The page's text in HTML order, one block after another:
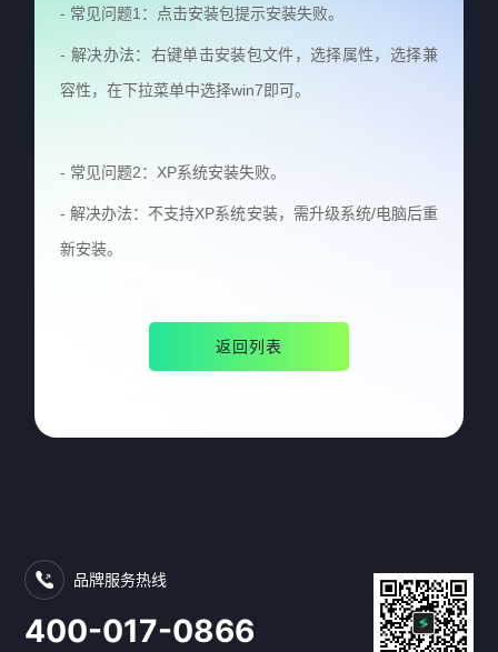
- 常见问题1：点击安装包提示安装失败。
- 解决办法：右键单击安装包文件，选择属性，选择兼
容性，在下拉菜单中选择win7即可。
- 常见问题2：XP系统安装失败。
- 解决办法：不支持XP系统安装，需升级系统/电脑后重
新安装。
返回列表
品牌服务热线
400-017-0866